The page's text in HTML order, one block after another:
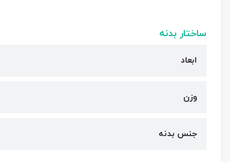
ساختار بدنه
ابعاد
وزن
جنس بدنه